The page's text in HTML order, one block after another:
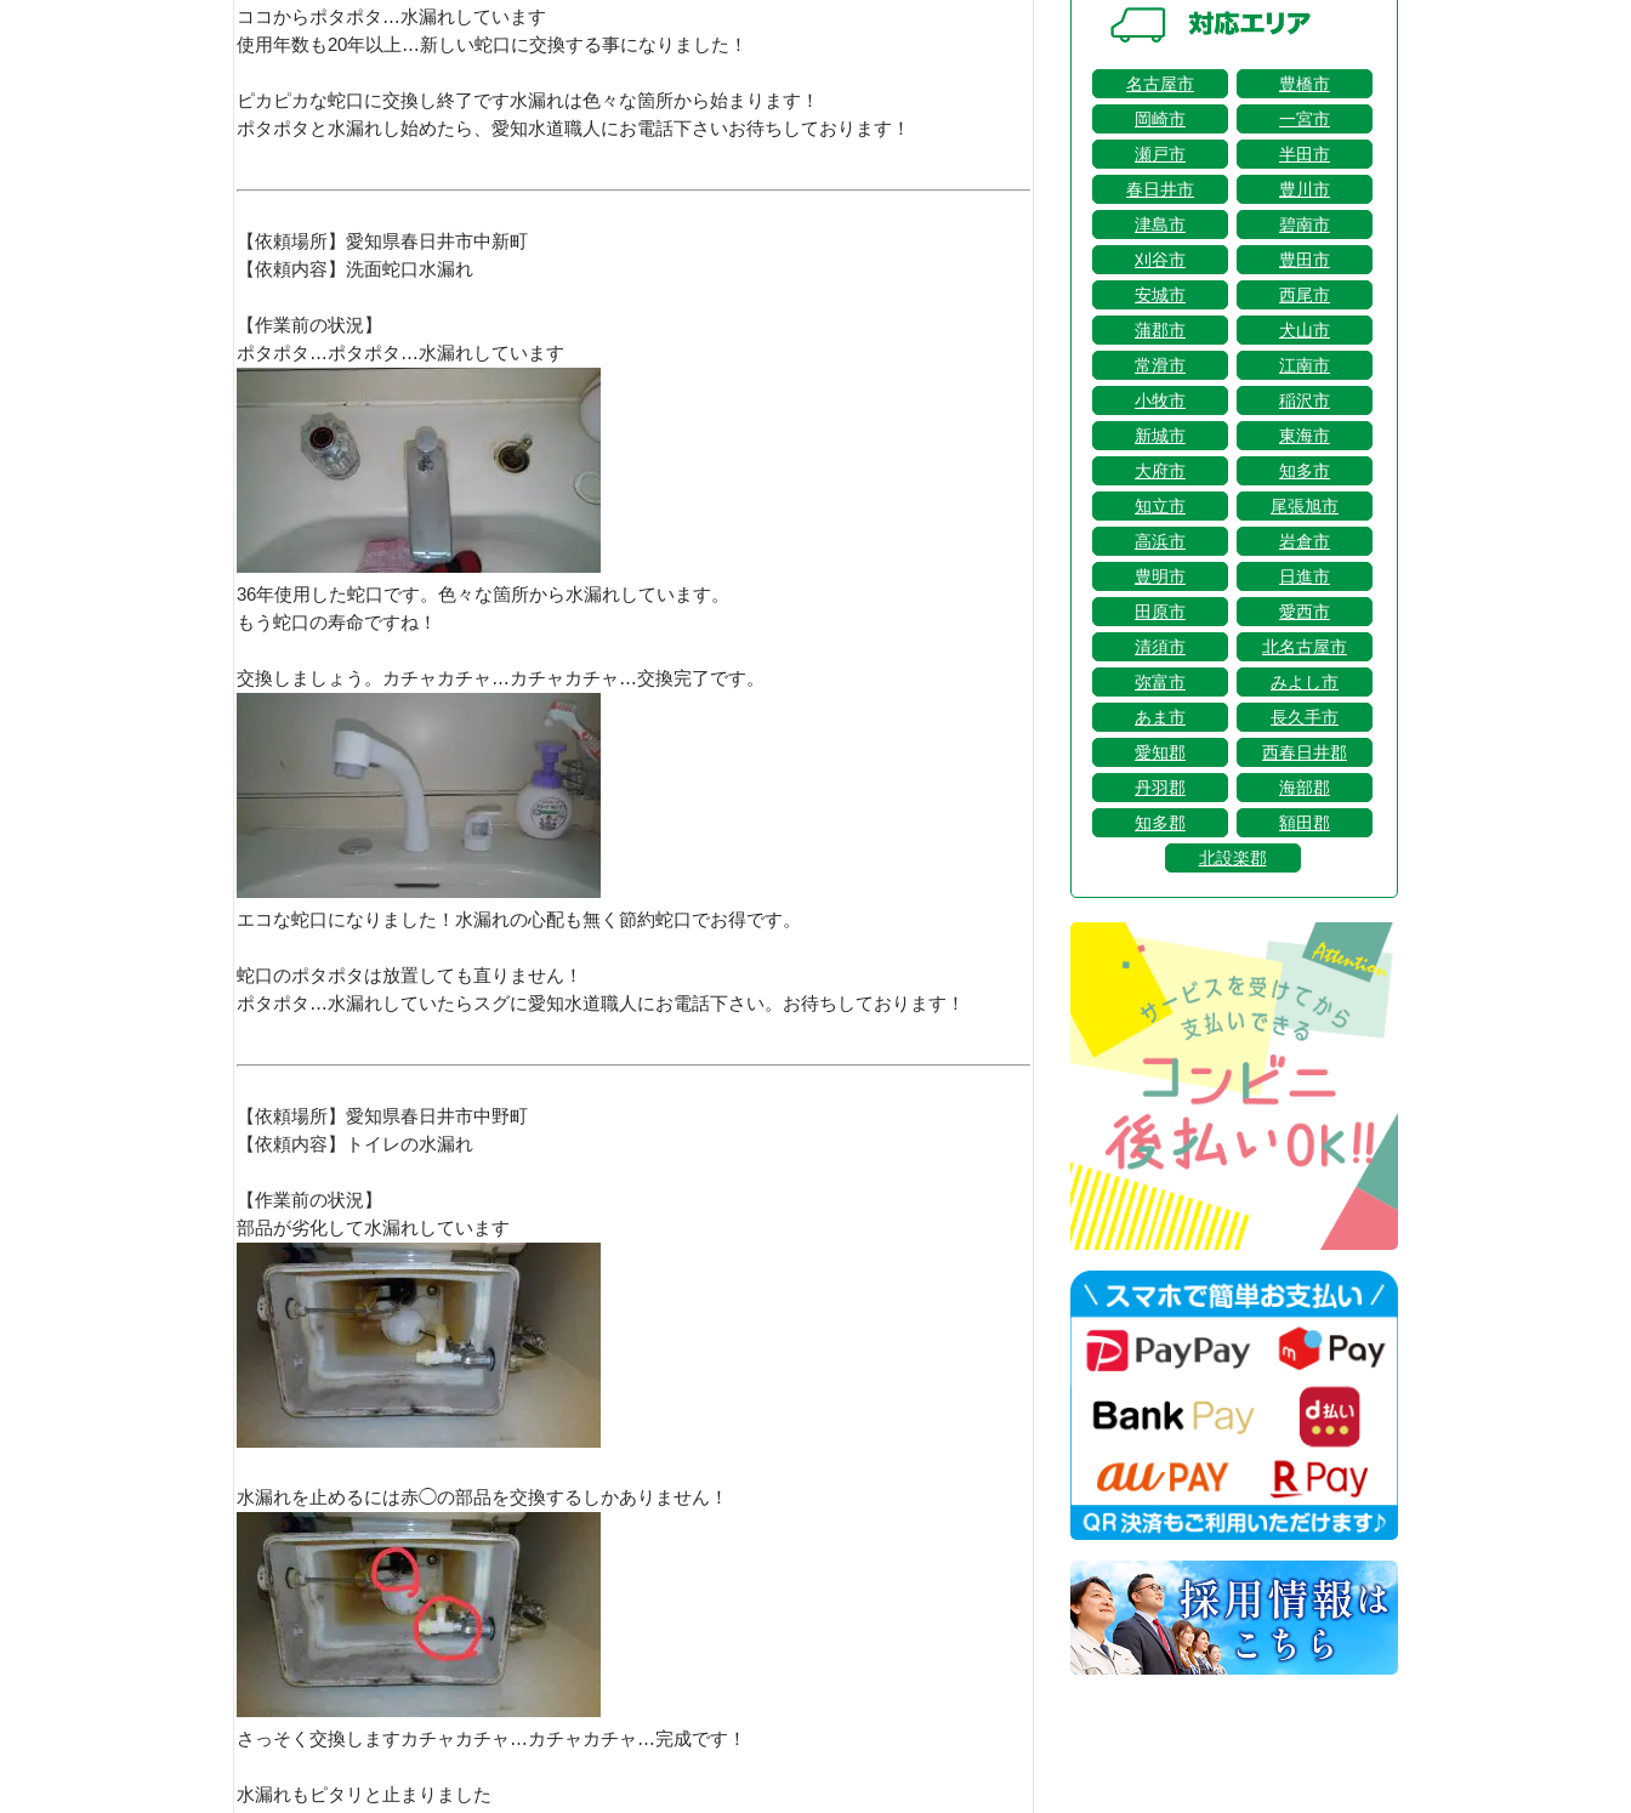
ココからポタポタ…水漏れしています
使用年数も20年以上…新しい蛇口に交換する事になりました！
ピカピカな蛇口に交換し終了です水漏れは色々な箇所から始まります！
ポタポタと水漏れし始めたら、愛知水道職人にお電話下さいお待ちしております！
【依頼場所】愛知県春日井市中新町
【依頼内容】洗面蛇口水漏れ
【作業前の状況】
ポタポタ…ポタポタ…水漏れしています
36年使用した蛇口です。色々な箇所から水漏れしています。
もう蛇口の寿命ですね！
交換しましょう。カチャカチャ…カチャカチャ…交換完了です。
エコな蛇口になりました！水漏れの心配も無く節約蛇口でお得です。
蛇口のポタポタは放置しても直りません！
ポタポタ…水漏れしていたらスグに愛知水道職人にお電話下さい。お待ちしております！
【依頼場所】愛知県春日井市中野町
【依頼内容】トイレの水漏れ
【作業前の状況】
部品が劣化して水漏れしています
水漏れを止めるには赤◯の部品を交換するしかありません！
さっそく交換しますカチャカチャ…カチャカチャ…完成です！
水漏れもピタリと止まりました
名古屋市
豊橋市
岡崎市
一宮市
瀬戸市
半田市
春日井市
豊川市
津島市
碧南市
刈谷市
豊田市
安城市
西尾市
蒲郡市
犬山市
常滑市
江南市
小牧市
稲沢市
新城市
東海市
大府市
知多市
知立市
尾張旭市
高浜市
岩倉市
豊明市
日進市
田原市
愛西市
清須市
北名古屋市
弥富市
みよし市
あま市
長久手市
愛知郡
西春日井郡
丹羽郡
海部郡
知多郡
額田郡
北設楽郡